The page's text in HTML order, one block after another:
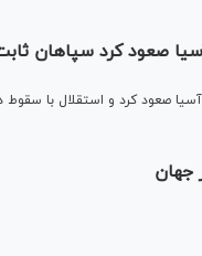
صعود کرد سپاهان
صعود کرد و استقلال با